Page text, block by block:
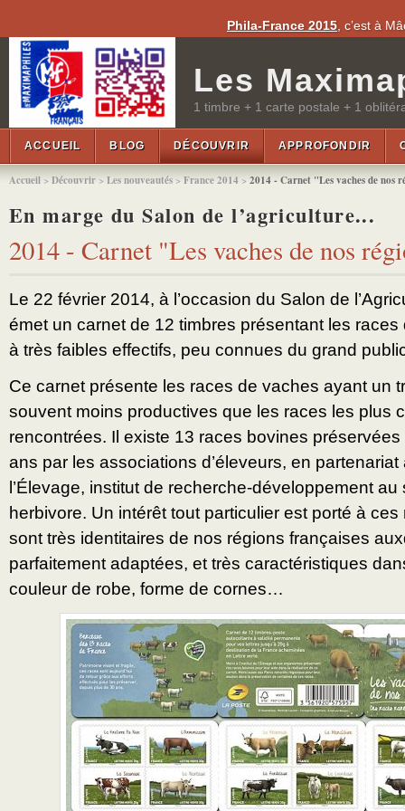
Phila-France 2015 , c’est à
Les
1 timbre + 1 carte postale + 1
ACCUEIL BLOG DÉCOUVRIR APPROFONDIR
Accueil > Découvrir > Les nouveautés > France 2014 > 2014 - Carnet "Les vaches de nos
En marge du Salon de l’agriculture...
2014 - Carnet "Les vaches de nos
Le 22 février 2014, à l’occasion du Salon de
émet un carnet de 12 timbres présentant les
à très faibles effectifs, peu connues du grand
Ce carnet présente les races de vaches ayant un
souvent moins productives que les races les plus
rencontrées. Il existe 13 races bovines
ans par les associations d’éleveurs, en partenariat
l’Élevage, institut de recherche-développement au
herbivore. Un intérêt tout particulier est porté à ces
sont très identitaires de nos régions françaises
parfaitement adaptées, et très caractéristiques
couleur de robe, forme de cornes…